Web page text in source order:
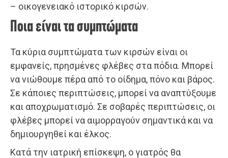
– οικογενειακό ιστορικό κιρσών.
Ποια είναι τα συμπτώματα
Τα κύρια συμπτώματα των κιρσών είναι οι
εμφανείς, πρησμένες φλέβες στα πόδια. Μπορεί
να νιώθουμε πέρα από το οίδημα, πόνο και βάρος.
Σε κάποιες περιπτώσεις, μπορεί να αναπτύξουμε
και αποχρωματισμό. Σε σοβαρές περιπτώσεις, οι
φλέβες μπορεί να αιμορραγούν σημαντικά και να
δημιουργηθεί και έλκος.
Κατά την ιατρική επίσκεψη, ο γιατρός θα